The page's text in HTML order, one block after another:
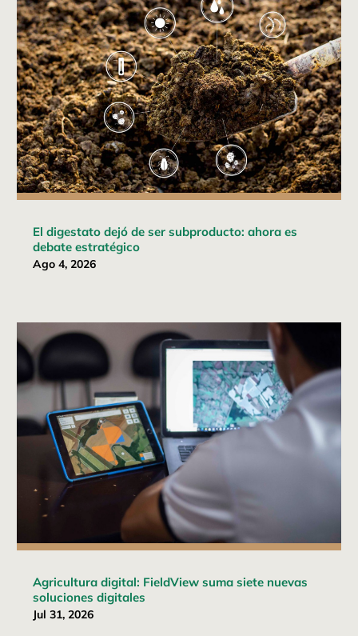
El digestato dejó de ser subproducto: ahora es
debate estratégico
Ago 4, 2026
Agricultura digital: FieldView suma siete nuevas
soluciones digitales
Jul 31, 2026